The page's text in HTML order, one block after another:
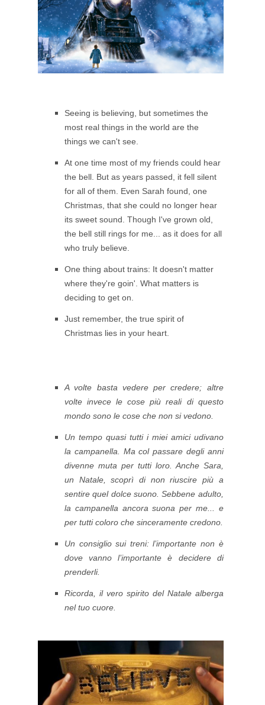
Seeing is believing, but sometimes the
most real things in the world are the
things we can't see.
At one time most of my friends could hear
the bell. But as years passed, it fell silent
for all of them. Even Sarah found, one
Christmas, that she could no longer hear
its sweet sound. Though I've grown old,
the bell still rings for me... as it does for all
who truly believe.
One thing about trains: It doesn't matter
where they're goin'. What matters is
deciding to get on.
Just remember, the true spirit of
Christmas lies in your heart.
A volte basta vedere per credere; altre
volte invece le cose più reali di questo
mondo sono le cose che non si vedono.
Un tempo quasi tutti i miei amici udivano
la campanella. Ma col passare degli anni
divenne muta per tutti loro. Anche Sara,
un Natale, scoprì di non riuscire più a
sentire quel dolce suono. Sebbene adulto,
la campanella ancora suona per me... e
per tutti coloro che sinceramente credono.
Un consiglio sui treni: l’importante non è
dove vanno l’importante è decidere di
prenderli.
Ricorda, il vero spirito del Natale alberga
nel tuo cuore.